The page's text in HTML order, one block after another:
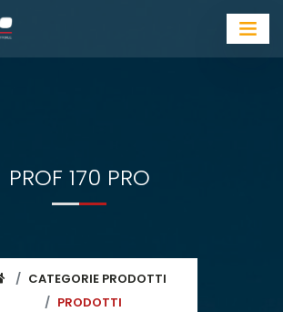
PROF 170 PRO
CATEGORIE PRODOTTI
PRODOTTI